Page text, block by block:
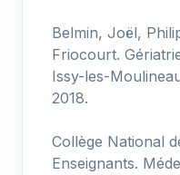
Belmin, Joël,
Friocourt.
Issy-les-
2018.
Collège National
Enseignants.